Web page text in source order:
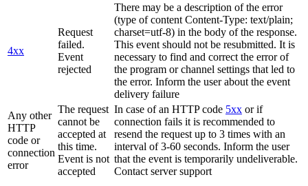
4xx
Request
failed.
Event
rejected
There may be a description of the error
(type of content Content-Type: text/plain;
charset=utf-8) in the body of the response.
This event should not be resubmitted. It is
necessary to find and correct the error of
the program or channel settings that led to
the error. Inform the user about the event
delivery failure
Any other
HTTP
code or
connection
error
The request
cannot be
accepted at
this time.
Event is not
accepted
In case of an HTTP code 5xx or if
connection fails it is recommended to
resend the request up to 3 times with an
interval of 3-60 seconds. Inform the user
that the event is temporarily undeliverable.
Contact server support